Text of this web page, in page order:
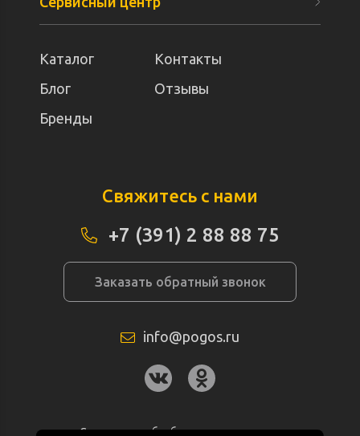
Каталог
Контакты
Блог
Отзывы
Бренды
Свяжитесь с нами
+7 (391) 2 88 88 75
Заказать обратный звонок
info@pogos.ru
Согласие на обработку персональных